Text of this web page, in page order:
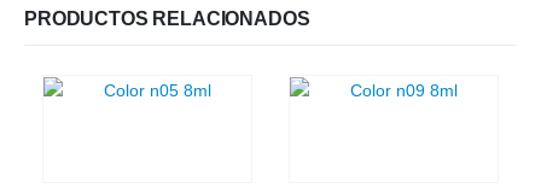
PRODUCTOS RELACIONADOS